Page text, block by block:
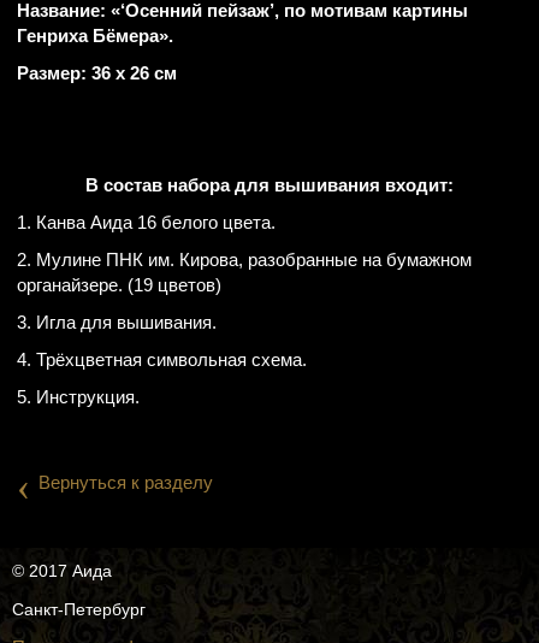
Название: «‘Осенний пейзаж’, по мотивам картины
Генриха Бёмера».
Размер: 36 х 26 см
В состав набора для вышивания входит:
1. Канва Аида 16 белого цвета.
2. Мулине ПНК им. Кирова, разобранные на бумажном
органайзере. (19 цветов)
3. Игла для вышивания.
4. Трёхцветная символьная схема.
5. Инструкция.
‹ Вернуться к разделу
© 2017 Аида
Санкт-Петербург